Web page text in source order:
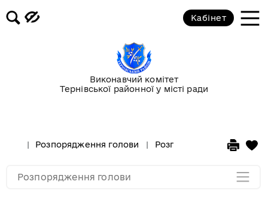
Виконавчий комітет
Тернівської районної у місті ради
Кабінет
Розпорядження голови Розпорядження за 2025
Розпорядження голови
Розпорядження за 2016 рік